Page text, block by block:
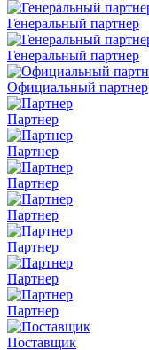
Генеральный партнер
Генеральный партнер
Официальный партнер
Партнер
Партнер
Партнер
Партнер
Партнер
Партнер
Партнер
Поставщик